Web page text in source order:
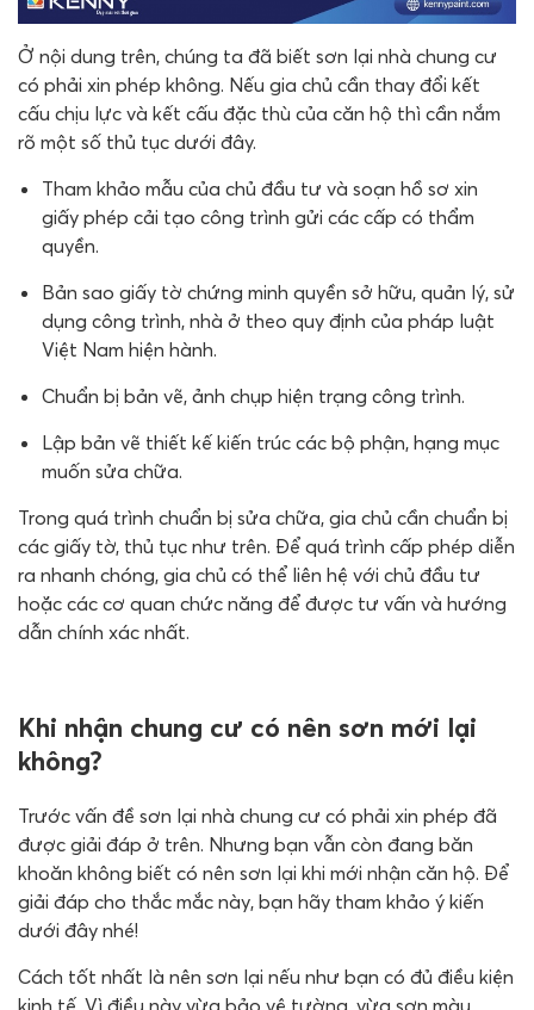
Ở nội dung trên, chúng ta đã biết sơn lại nhà chung cư
có phải xin phép không. Nếu gia chủ cần thay đổi kết
cấu chịu lực và kết cấu đặc thù của căn hộ thì cần nắm
rõ một số thủ tục dưới đây.
Tham khảo mẫu của chủ đầu tư và soạn hồ sơ xin
giấy phép cải tạo công trình gửi các cấp có thẩm
quyền.
Bản sao giấy tờ chứng minh quyền sở hữu, quản lý, sử
dụng công trình, nhà ở theo quy định của pháp luật
Việt Nam hiện hành.
Chuẩn bị bản vẽ, ảnh chụp hiện trạng công trình.
Lập bản vẽ thiết kế kiến ​​trúc các bộ phận, hạng mục
muốn sửa chữa.
Trong quá trình chuẩn bị sửa chữa, gia chủ cần chuẩn bị
các giấy tờ, thủ tục như trên. Để quá trình cấp phép diễn
ra nhanh chóng, gia chủ có thể liên hệ với chủ đầu tư
hoặc các cơ quan chức năng để được tư vấn và hướng
dẫn chính xác nhất.
Khi nhận chung cư có nên sơn mới lại
không?
Trước vấn đề sơn lại nhà chung cư có phải xin phép đã
được giải đáp ở trên. Nhưng bạn vẫn còn đang băn
khoăn không biết có nên sơn lại khi mới nhận căn hộ. Để
giải đáp cho thắc mắc này, bạn hãy tham khảo ý kiến
dưới đây nhé!
Cách tốt nhất là nên sơn lại nếu như bạn có đủ điều kiện